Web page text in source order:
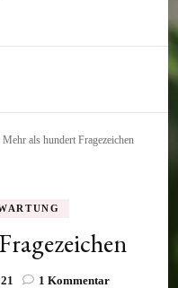
Mehr als hundert Fragezeichen
1 Kommentarzu